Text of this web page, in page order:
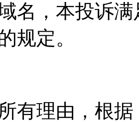
名，本投诉
规定。
有理由，根